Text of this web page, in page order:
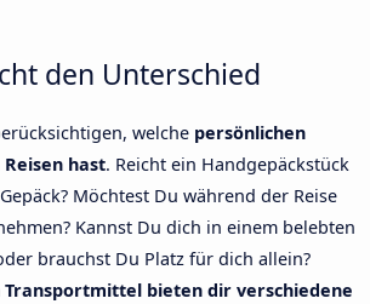
den Unterschied
welche persönlichen
hast. Reicht ein Handgepäckstück
Möchtest Du während der Reise
Kannst Du dich in einem belebten
brauchst Du Platz für dich allein?
Transportmittel bieten dir verschiedene